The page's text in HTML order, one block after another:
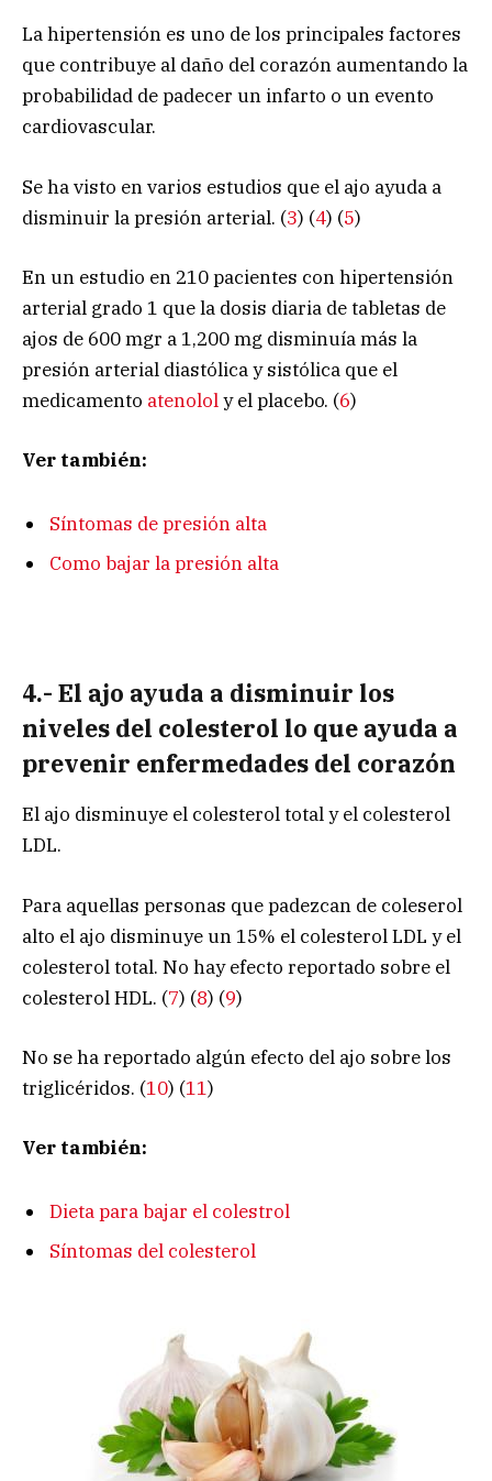
La hipertensión es uno de los principales factores
que contribuye al daño del corazón aumentando la
probabilidad de padecer un infarto o un evento
cardiovascular.
Se ha visto en varios estudios que el ajo ayuda a
disminuir la presión arterial. (3) (4) (5)
En un estudio en 210 pacientes con hipertensión
arterial grado 1 que la dosis diaria de tabletas de
ajos de 600 mgr a 1,200 mg disminuía más la
presión arterial diastólica y sistólica que el
medicamento atenololy el placebo. (6)
Ver también:
Síntomas de presión alta
Como bajar la presión alta
4.- El ajo ayuda a disminuir los
niveles del colesterol lo que ayuda a
prevenir enfermedades del corazón
El ajo disminuye el colesterol total y el colesterol
LDL.
Para aquellas personas que padezcan de coleserol
alto el ajo disminuye un 15% el colesterol LDL y el
colesterol total. No hay efecto reportado sobre el
colesterol HDL. (7) (8) (9)
No se ha reportado algún efecto del ajo sobre los
triglicéridos. (10) (11)
Ver también:
Dieta para bajar el colestrol
Síntomas del colesterol